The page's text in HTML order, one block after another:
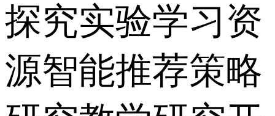
探究实验学习资
源智能推荐策略